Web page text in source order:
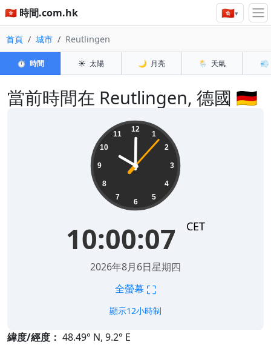
🇭🇰 時間.com.hk 🇭🇰▾
首頁 城市 Reutlingen
⏱️ 時間 ☀️ 太陽 🌙 月亮 🌦️ 天氣 💨
當前時間在 Reutlingen, 德國 🇩🇪
12
1
2
3
4
5
6
7
8
9
10
11
10:00:07 CET
2026年8月6日星期四
全螢幕 ⛶
顯示12小時制
緯度/經度： 48.49° N, 9.2° E